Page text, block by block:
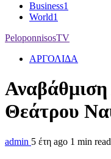
Business1
World1
PeloponnisosTV
ΑΡΓΟΛΙΔΑ
Θεάτρου
admin 5 έτη ago 1 min read